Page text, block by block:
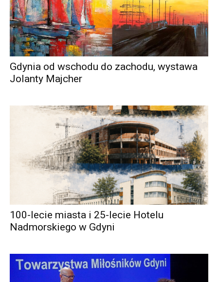
Gdynia od wschodu do zachodu, wystawa
Jolanty Majcher
100-lecie miasta i 25-lecie Hotelu
Nadmorskiego w Gdyni